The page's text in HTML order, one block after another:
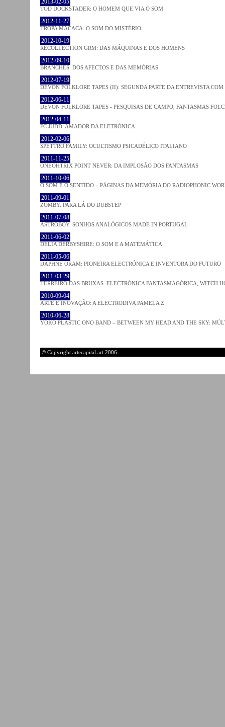
2013-02-05
TOD DOCKSTADER: O HOMEM QUE VIA O SOM
2012-11-27
TROPA MACACA: O SOM DO MISTÉRIO
2012-10-19
RECOLLECTION GRM: DAS MÁQUINAS E DOS HOMENS
2012-09-10
BRANCHES: DOS AFECTOS E DAS MEMÓRIAS
2012-07-19
DEVON FOLKLORE TAPES (II): SEGUNDA PARTE DA ENTREVISTA
2012-06-11
DEVON FOLKLORE TAPES - PESQUISAS DE CAMPO, FANTASMAS
2012-04-11
FC JUDD: AMADOR DA ELETRÓNICA
2012-02-06
SPETTRO FAMILY: OCULTISMO PSICADÉLICO ITALIANO
2011-11-25
ONEOHTRIX POINT NEVER: DA IMPLOSÃO DOS FANTASMAS
2011-10-06
O SOM E O SENTIDO – PÁGINAS DA MEMÓRIA DO RADIOPHONIC
2011-09-01
ZOMBY. PARA LÁ DO DUBSTEP
2011-07-08
ASTROBOY: SONHOS ANALÓGICOS MADE IN PORTUGAL
2011-06-02
DELIA DERBYSHIRE: O SOM E A MATEMÁTICA
2011-05-06
DAPHNE ORAM: PIONEIRA ELECTRÓNICA E INVENTORA DO FUTURO
2011-03-29
TERREIRO DAS BRUXAS: ELECTRÓNICA FANTASMAGÓRICA, WITCH
2010-09-04
ARTE E INOVAÇÃO: A ELECTRODIVA PAMELA Z
2010-06-28
YOKO PLASTIC ONO BAND – BETWEEN MY HEAD AND THE SKY:
© Copyright artecapital.art 2006